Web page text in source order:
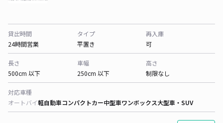
貸出時間
24時間営業
タイプ
平置き
再入庫
可
長さ
500cm 以下
車幅
250cm 以下
高さ
制限なし
対応車種
オートバイ軽自動車コンパクトカー中型車ワンボックス大型車・SUV